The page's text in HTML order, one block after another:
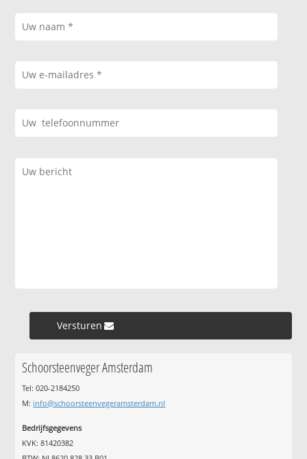
Versturen »
Schoorsteenveger Amsterdam
Tel: 020-2184250
M: info@schoorsteenvegeramsterdam.nl
Bedrijfsgegevens
KVK: 81420382